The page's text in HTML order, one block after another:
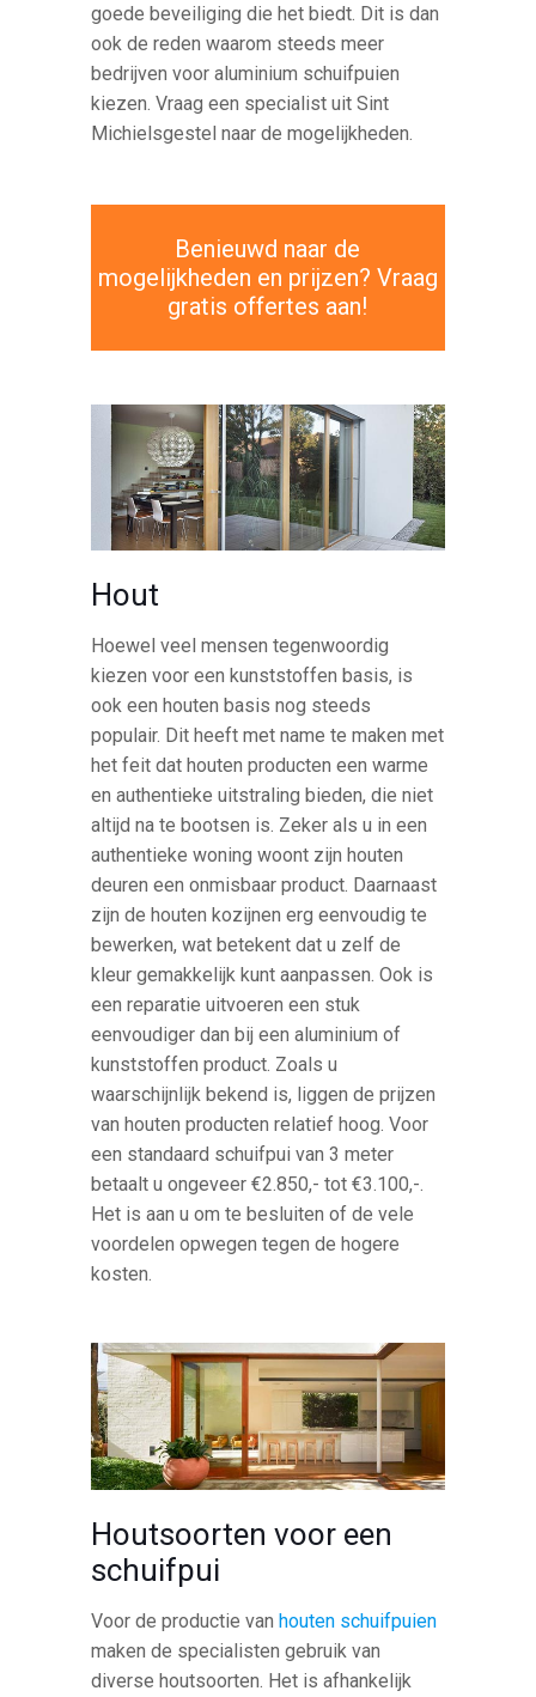
goede beveiliging die het biedt. Dit is dan
ook de reden waarom steeds meer
bedrijven voor aluminium schuifpuien
kiezen. Vraag een specialist uit Sint
Michielsgestel naar de mogelijkheden.
Benieuwd naar de
mogelijkheden en prijzen? Vraag
gratis offertes aan!
Hout
Hoewel veel mensen tegenwoordig
kiezen voor een kunststoffen basis, is
ook een houten basis nog steeds
populair. Dit heeft met name te maken met
het feit dat houten producten een warme
en authentieke uitstraling bieden, die niet
altijd na te bootsen is. Zeker als u in een
authentieke woning woont zijn houten
deuren een onmisbaar product. Daarnaast
zijn de houten kozijnen erg eenvoudig te
bewerken, wat betekent dat u zelf de
kleur gemakkelijk kunt aanpassen. Ook is
een reparatie uitvoeren een stuk
eenvoudiger dan bij een aluminium of
kunststoffen product. Zoals u
waarschijnlijk bekend is, liggen de prijzen
van houten producten relatief hoog. Voor
een standaard schuifpui van 3 meter
betaalt u ongeveer €2.850,- tot €3.100,-.
Het is aan u om te besluiten of de vele
voordelen opwegen tegen de hogere
kosten.
Houtsoorten voor een
schuifpui
Voor de productie vanhouten schuifpuien
maken de specialisten gebruik van
diverse houtsoorten. Het is afhankelijk